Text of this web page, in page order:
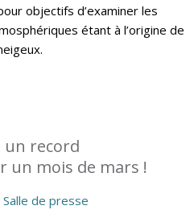
objectifs d’examiner les
étant à l’origine de
un record
un mois de mars !
Salle de presse